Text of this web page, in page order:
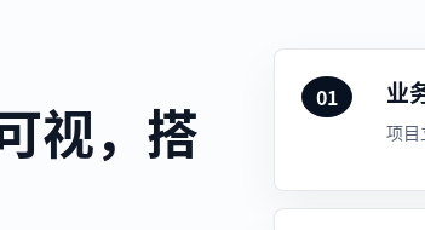
视，搭
01 业
项目